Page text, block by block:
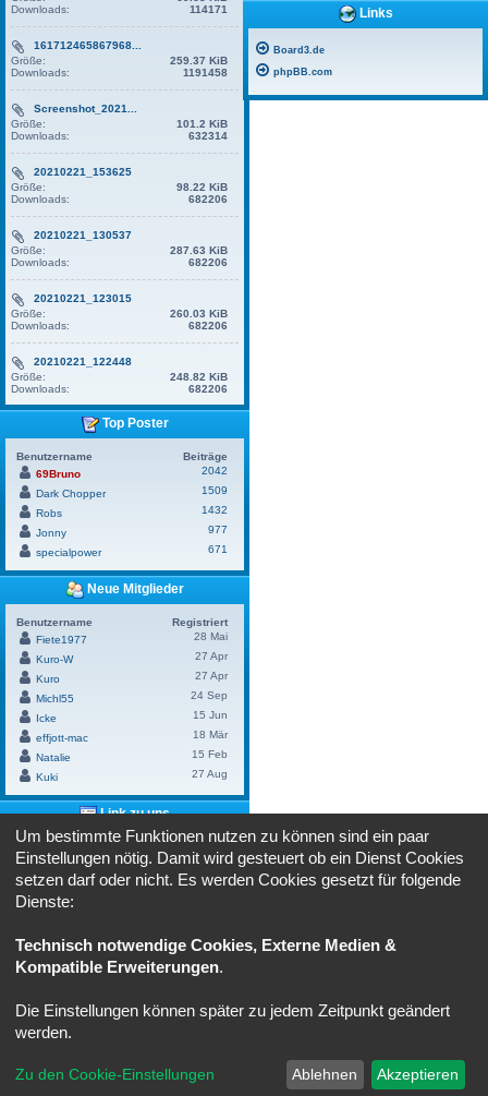
Downloads:
114171
161712465867968...
Größe:
259.37 KiB
Downloads:
1191458
Screenshot_2021...
Größe:
101.2 KiB
Downloads:
632314
20210221_153625
Größe:
98.22 KiB
Downloads:
682206
20210221_130537
Größe:
287.63 KiB
Downloads:
682206
20210221_123015
Größe:
260.03 KiB
Downloads:
682206
20210221_122448
Größe:
248.82 KiB
Downloads:
682206
Top Poster
Benutzername
Beiträge
69Bruno
2042
Dark Chopper
1509
Robs
1432
Jonny
977
specialpower
671
Neue Mitglieder
Benutzername
Registriert
Fiete1977
28 Mai
Kuro-W
27 Apr
Kuro
27 Apr
Michl55
24 Sep
Icke
15 Jun
effjott-mac
18 Mär
Natalie
15 Feb
Kuki
27 Aug
Link zu uns
Benutze bitte diesen Link um"cruiser-
lounge.de"bei dir zu verlinken:
HTML:
Links
Board3.de
phpBB.com
Board3 Portal
Portal Ruhmeshalle Alle Zeiten sindUTC+02:00
® Forum Software © phpBB Limited
Deutsche Übersetzung durchphpBB.de
Um bestimmte Funktionen nutzen zu können sind ein paar
Einstellungen nötig. Damit wird gesteuert ob ein Dienst Cookies
setzen darf oder nicht. Es werden Cookies gesetzt für folgende
Dienste:
Technisch notwendige Cookies, Externe Medien &
Kompatible Erweiterungen.
Die Einstellungen können später zu jedem Zeitpunkt geändert
werden.
Zu den Cookie-Einstellungen Ablehnen Akzeptieren